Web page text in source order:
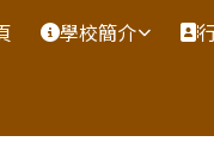
球資訊網
學校簡介